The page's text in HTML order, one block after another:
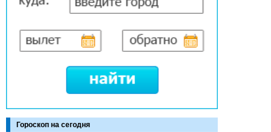
Гороскоп на сегодня